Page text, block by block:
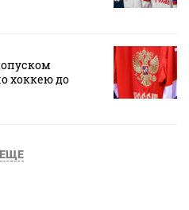
хоккею до
ЕЩЕ